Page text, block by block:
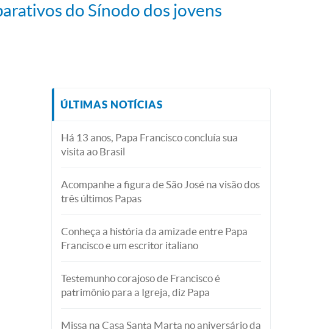
do Sínodo dos jovens
ÚLTIMAS NOTÍCIAS
Há 13 anos, Papa Francisco concluía sua
visita ao Brasil
Acompanhe a figura de São José na visão dos
três últimos Papas
Conheça a história da amizade entre Papa
Francisco e um escritor italiano
Testemunho corajoso de Francisco é
patrimônio para a Igreja, diz Papa
Missa na Casa Santa Marta no aniversário da